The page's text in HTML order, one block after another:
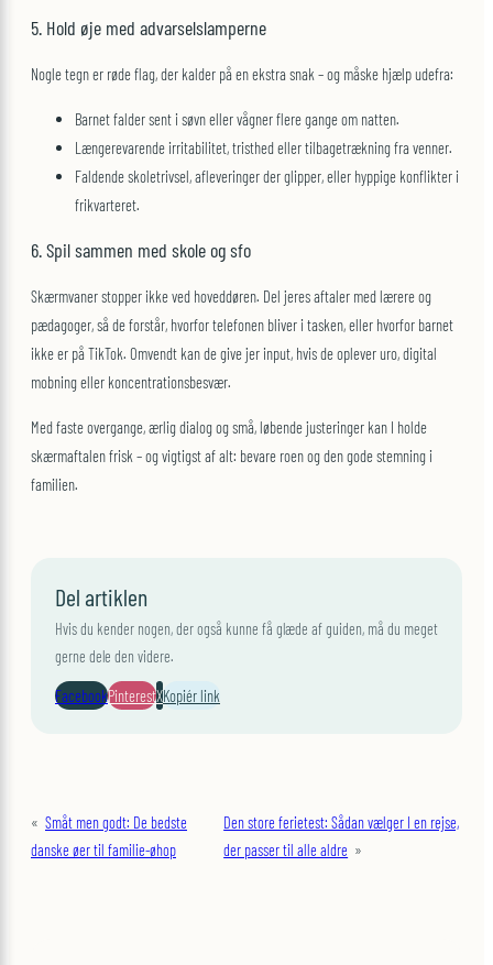
5. Hold øje med advarsels­lamperne
Nogle tegn er røde flag, der kalder på en ekstra snak – og måske hjælp udefra:
Barnet falder sent i søvn eller vågner flere gange om natten.
Længerevarende irritabilitet, tristhed eller tilbagetrækning fra venner.
Faldende skole­trivsel, afleveringer der glipper, eller hyppige konflikter i
frikvarteret.
6. Spil sammen med skole og sfo
Skærmvaner stopper ikke ved hoveddøren. Del jeres aftaler med lærere og
pædagoger, så de forstår, hvorfor telefonen bliver i tasken, eller hvorfor barnet
ikke er på TikTok. Omvendt kan de give jer input, hvis de oplever uro, digital
mobning eller koncentrations­besvær.
Med faste overgange, ærlig dialog og små, løbende justeringer kan I holde
skærmaftalen frisk – og vigtigst af alt: bevare roen og den gode stemning i
familien.
Del artiklen
Hvis du kender nogen, der også kunne få glæde af guiden, må du meget
gerne dele den videre.
FacebookPinterestXKopiér link
« Småt men godt: De bedste
danske øer til familie-øhop
Den store ferietest: Sådan vælger I en rejse,
der passer til alle aldre »